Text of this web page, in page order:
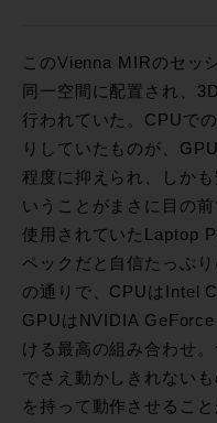
このVienna MIRのセッ
同一空間に配置され、
行われていた。CPUで
りしていたものが、
程度に抑えられ、しか
いうことがまさに目の
使用されていたLaptop
ペックだと自信たっぷ
の通りで、CPUはIntel
GPUはNVIDIA
ける最高の組み合わせ
でさえ動かしきれない
を持って動作させるこ